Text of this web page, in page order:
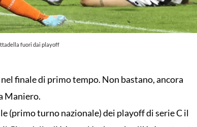
fuori dai playoff
finale di primo tempo. Non bastano, ancora
Maniero.
(primo turno nazionale) dei playoff di serie C il